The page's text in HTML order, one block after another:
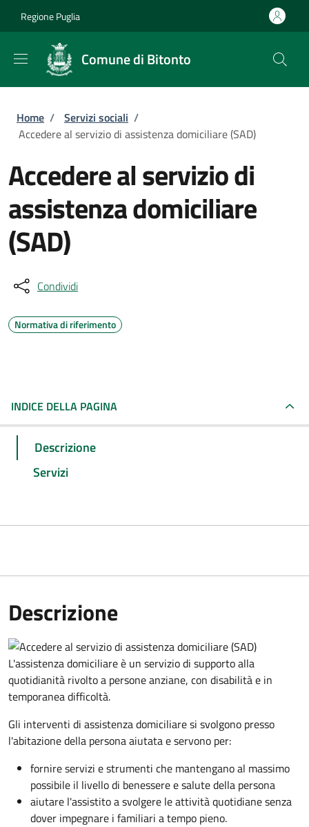
Regione Puglia
Comune di Bitonto
Briciole di pane
Home / Servizi sociali /
Accedere al servizio di assistenza domiciliare (SAD)
Accedere al servizio di
assistenza domiciliare
(SAD)
Condividi
Normativa di riferimento
INDICE DELLA PAGINA
Descrizione
Servizi
Descrizione
L'assistenza domiciliare è un servizio di supporto alla
quotidianità rivolto a persone anziane, con disabilità e in
temporanea difficoltà.
Gli interventi di assistenza domiciliare si svolgono presso
l'abitazione della persona aiutata e servono per:
fornire servizi e strumenti che mantengano al massimo
possibile il livello di benessere e salute della persona
aiutare l'assistito a svolgere le attività quotidiane senza
dover impegnare i familiari a tempo pieno.